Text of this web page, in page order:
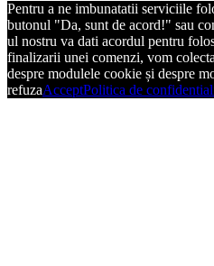
Pentru a ne imbunatatii serviciile
butonul "Da, sunt de acord!" sau
ul nostru va dati acordul pentru
finalizarii unei comenzi, vom
despre modulele cookie și despre
refuzaAcceptPolitica de